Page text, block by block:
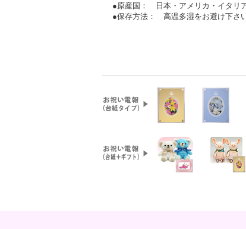
●原産国： 日本・アメリカ・イタリ
●保存方法： 高温多湿をお避け下さ